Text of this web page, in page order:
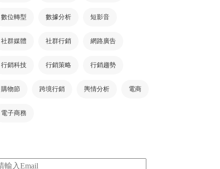
數位轉型 數據分析 短影音
社群媒體 社群行銷 網路廣告
行銷科技 行銷策略 行銷趨勢
購物節 跨境行銷 輿情分析 電商
電子商務